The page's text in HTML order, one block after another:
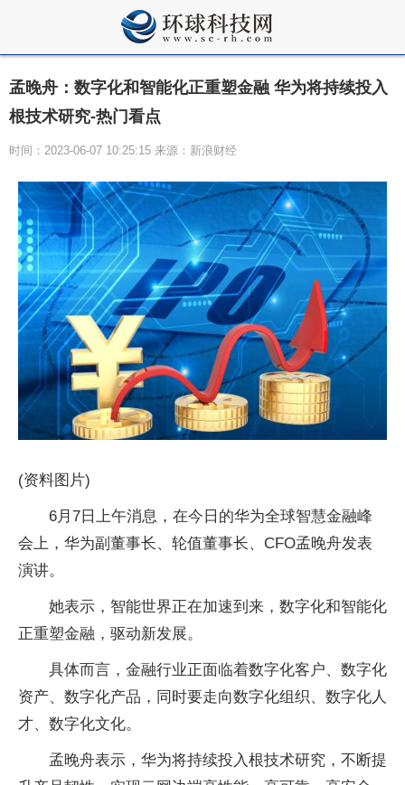
孟晚舟：数字化和智能化正重塑金融 华为将持续投入
根技术研究-热门看点
时间：2023-06-07 10:25:15 来源：新浪财经
(资料图片)
6月7日上午消息，在今日的华为全球智慧金融峰
会上，华为副董事长、轮值董事长、CFO孟晚舟发表
演讲。
她表示，智能世界正在加速到来，数字化和智能化
正重塑金融，驱动新发展。
具体而言，金融行业正面临着数字化客户、数字化
资产、数字化产品，同时要走向数字化组织、数字化人
才、数字化文化。
孟晚舟表示，华为将持续投入根技术研究，不断提